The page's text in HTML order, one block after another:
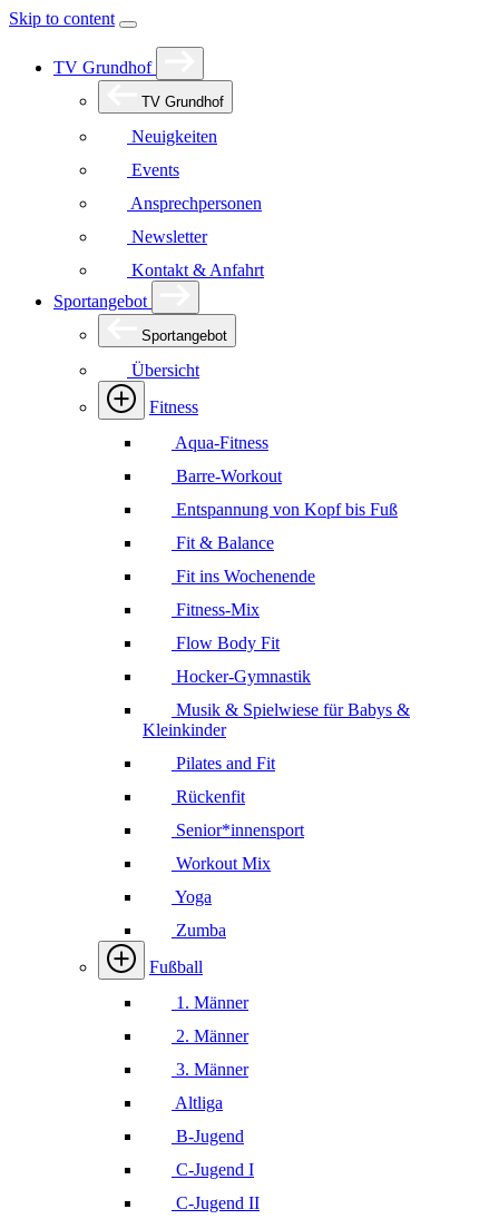
Skip to content
TV Grundhof
TV Grundhof
Neuigkeiten
Events
Ansprechpersonen
Newsletter
Kontakt & Anfahrt
Sportangebot
Sportangebot
Übersicht
Fitness
Aqua-Fitness
Barre-Workout
Entspannung von Kopf bis Fuß
Fit & Balance
Fit ins Wochenende
Fitness-Mix
Flow Body Fit
Hocker-Gymnastik
Musik & Spielwiese für Babys &
Kleinkinder
Pilates and Fit
Rückenfit
Senior*innensport
Workout Mix
Yoga
Zumba
Fußball
1. Männer
2. Männer
3. Männer
Altliga
B-Jugend
C-Jugend I
C-Jugend II